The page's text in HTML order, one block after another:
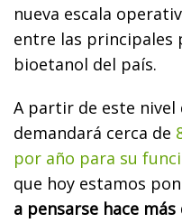
nueva escala
entre las principales
bioetanol del país.
A partir de este
demandará cerca de
por año para su
que hoy estamos
a pensarse hace más